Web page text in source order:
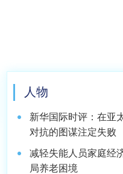
人物
新华国际时评：在亚
对抗的图谋注定失败
减轻失能人员家庭经
局养老困境